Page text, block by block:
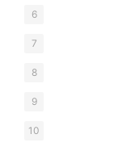
6
7
8
9
10